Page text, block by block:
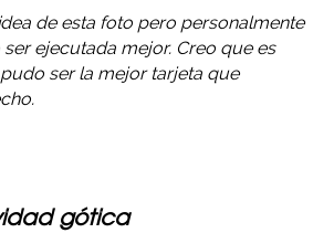
de esta foto pero personalmente
ejecutada mejor. Creo que es
ser la mejor tarjeta que
gótica